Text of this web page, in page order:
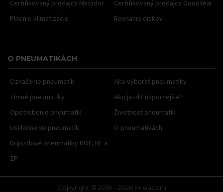
Certifikovaný predajca Matador
Certifikovaný predajca GoodYear
Plnenie klimatizácie
Rovnanie diskov
O PNEUMATIKÁCH
Označenie pneumatík
Ako vyberať pneumatiky
Zimné pneumatiky
Ako jazdiť úspornejšie?
Opotrebenie pneumatík
Životnosť pneumatík
Uskladnenie pneumatík
O pneumatikách
Dojazdové pneumatiky ROF, RF a
ZP
Copyright © 2019 - 2026 Pneucom